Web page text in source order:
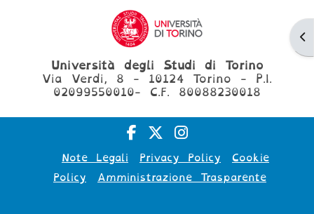
Università degli Studi di Torino
Via Verdi, 8 - 10124 Torino - P.I.
02099550010- C.F. 80088230018
Note Legali Privacy Policy
Cookie
Policy
Amministrazione Trasparente